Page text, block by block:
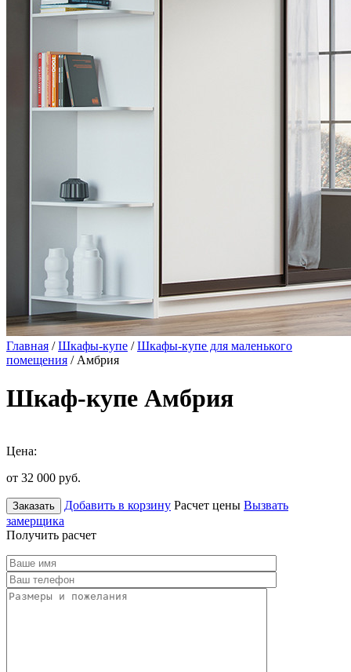
Главная /Шкафы-купе /Шкафы-купе для маленького
помещения / Амбрия
Шкаф-купе Амбрия
Цена:
от 32 000 руб.
Заказать Добавить в корзину Расчет цены Вызвать
замерщика
Получить расчет